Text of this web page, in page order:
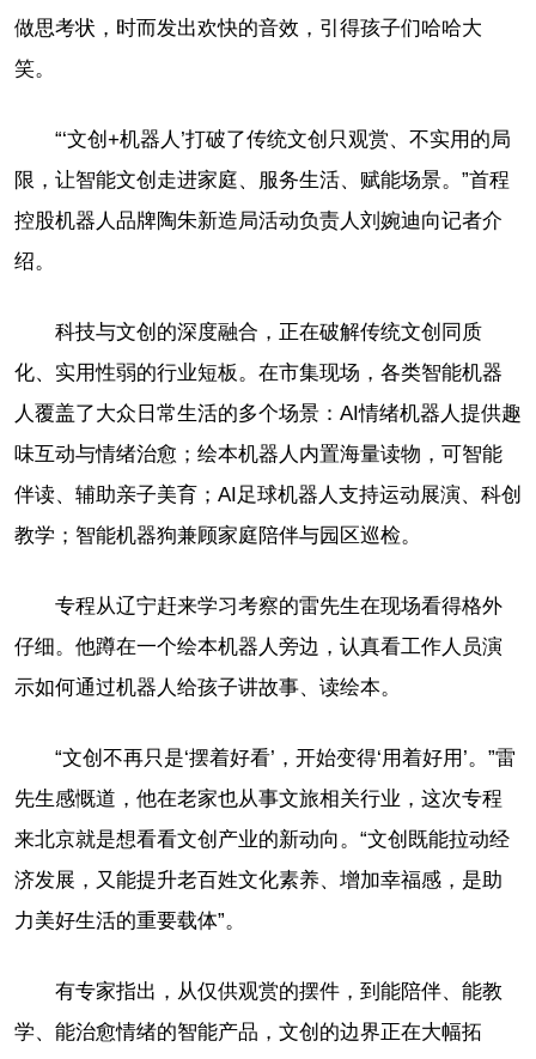
做思考状，时而发出欢快的音效，引得孩子们哈哈大
笑。
“‘文创+机器人’打破了传统文创只观赏、不实用的局
限，让智能文创走进家庭、服务生活、赋能场景。”首程
控股机器人品牌陶朱新造局活动负责人刘婉迪向记者介
绍。
科技与文创的深度融合，正在破解传统文创同质
化、实用性弱的行业短板。在市集现场，各类智能机器
人覆盖了大众日常生活的多个场景：AI情绪机器人提供趣
味互动与情绪治愈；绘本机器人内置海量读物，可智能
伴读、辅助亲子美育；AI足球机器人支持运动展演、科创
教学；智能机器狗兼顾家庭陪伴与园区巡检。
专程从辽宁赶来学习考察的雷先生在现场看得格外
仔细。他蹲在一个绘本机器人旁边，认真看工作人员演
示如何通过机器人给孩子讲故事、读绘本。
“文创不再只是‘摆着好看’，开始变得‘用着好用’。”雷
先生感慨道，他在老家也从事文旅相关行业，这次专程
来北京就是想看看文创产业的新动向。“文创既能拉动经
济发展，又能提升老百姓文化素养、增加幸福感，是助
力美好生活的重要载体”。
有专家指出，从仅供观赏的摆件，到能陪伴、能教
学、能治愈情绪的智能产品，文创的边界正在大幅拓